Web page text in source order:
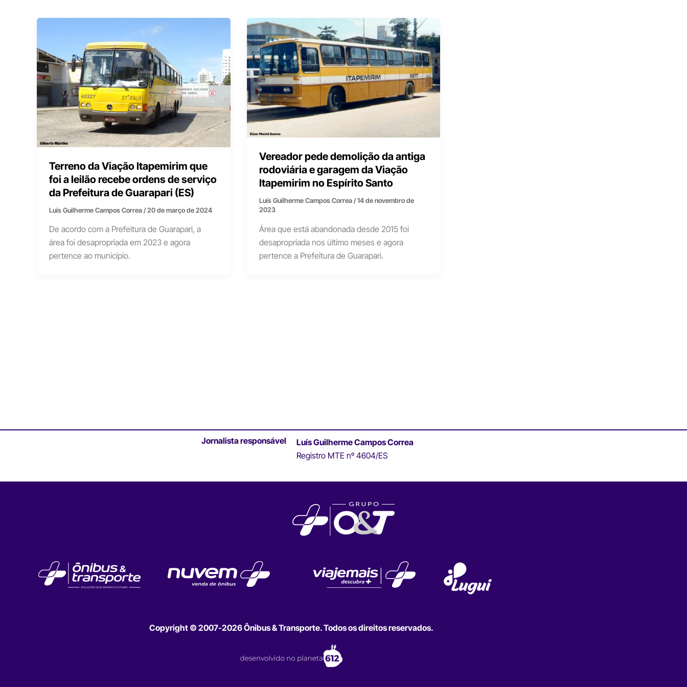
Terreno da Viação Itapemirim que
foi a leilão recebe ordens de serviço
da Prefeitura de Guarapari (ES)
Luís Guilherme Campos Correa/20 de março de 2024
De acordo com a Prefeitura de Guarapari, a
área foi desapropriada em 2023 e agora
pertence ao município.
Vereador pede demolição da antiga
rodoviária e garagem da Viação
Itapemirim no Espírito Santo
Luís Guilherme Campos Correa/14 de novembro de
2023
Área que está abandonada desde 2015 foi
desapropriada nos último meses e agora
pertence a Prefeitura de Guarapari.
Jornalista responsável
Luís Guilherme Campos Correa
Registro MTE nº 4604/ES
Copyright © 2007-2026 Ônibus & Transporte. Todos os direitos reservados.